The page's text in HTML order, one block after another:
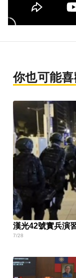
你也可能
漢光42號實兵演
7/28